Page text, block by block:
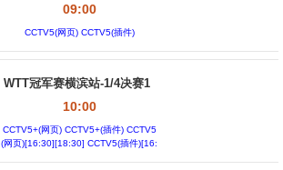
09:00
CCTV5(网页) CCTV5(插件)
WTT冠军赛横滨站-1/4决赛1
10:00
CCTV5+(网页) CCTV5+(插件) CCTV5
(网页)[16:30][18:30] CCTV5(插件)[16: